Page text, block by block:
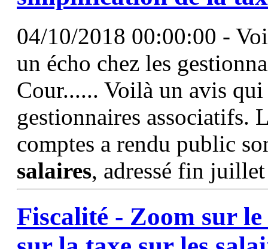
04/10/2018 00:00:00 -
un écho chez les
Cour...... Voilà un avis
gestionnaires associatifs.
comptes a rendu public
salaires, adressé fin juillet
Fiscalité - Zoom sur